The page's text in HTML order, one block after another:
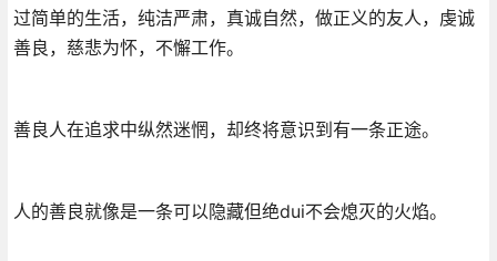
过简单的生活，纯洁严肃，真诚自然，做正义的友人，虔诚
善良，慈悲为怀，不懈工作。
善良人在追求中纵然迷惘，却终将意识到有一条正途。
人的善良就像是一条可以隐藏但绝dui不会熄灭的火焰。